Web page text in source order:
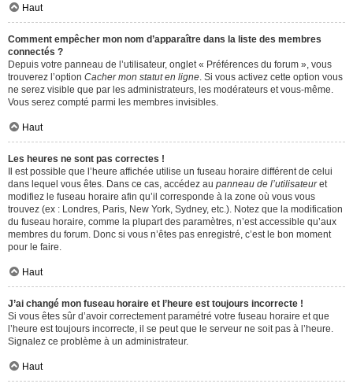
Haut
Comment empêcher mon nom d’apparaître dans la liste des membres
connectés ?
Depuis votre panneau de l’utilisateur, onglet « Préférences du forum », vous
trouverez l’option Cacher mon statut en ligne . Si vous activez cette option vous
ne serez visible que par les administrateurs, les modérateurs et vous-même.
Vous serez compté parmi les membres invisibles.
Haut
Les heures ne sont pas correctes !
Il est possible que l’heure affichée utilise un fuseau horaire différent de celui
dans lequel vous êtes. Dans ce cas, accédez au panneau de l’utilisateuret
modifiez le fuseau horaire afin qu’il corresponde à la zone où vous vous
trouvez (ex : Londres, Paris, New York, Sydney, etc.). Notez que la modification
du fuseau horaire, comme la plupart des paramètres, n’est accessible qu’aux
membres du forum. Donc si vous n’êtes pas enregistré, c’est le bon moment
pour le faire.
Haut
J’ai changé mon fuseau horaire et l’heure est toujours incorrecte !
Si vous êtes sûr d’avoir correctement paramétré votre fuseau horaire et que
l’heure est toujours incorrecte, il se peut que le serveur ne soit pas à l’heure.
Signalez ce problème à un administrateur.
Haut